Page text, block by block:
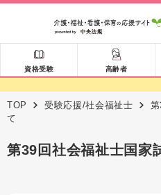
資格受験 高齢者
TOP 受験応援/社会福祉士
て
第39回社会福祉士国家